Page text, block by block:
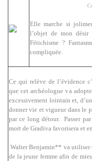
Elle marche si
l’objet de mon désir
Fétichisme ?
compliquée.
Ce qui relève de l’évidence
que cet archéologue va
excessivement lointain et,
donner vie et vigueur dans le
par ce long détour. Passer
mort de Gradiva favorisera et
Walter Benjamin** va utiliser
de la jeune femme afin de